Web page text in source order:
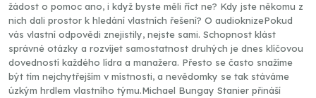
žádost o pomoc ano, i když byste měli říct ne? Kdy jste někomu z
nich dali prostor k hledání vlastních řešení? O audioknizePokud
vás vlastní odpovědi znejistily, nejste sami. Schopnost klást
správné otázky a rozvíjet samostatnost druhých je dnes klíčovou
dovedností každého lídra a manažera. Přesto se často snažíme
být tím nejchytřejším v místnosti, a nevědomky se tak stáváme
úzkým hrdlem vlastního týmu.Michael Bungay Stanier přináší